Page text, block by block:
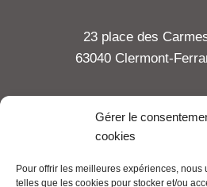
Gérer le
cookies
Pour offrir les meilleures expériences,
telles que les cookies pour stocker et/ou
23 place des
63040 Clermont-